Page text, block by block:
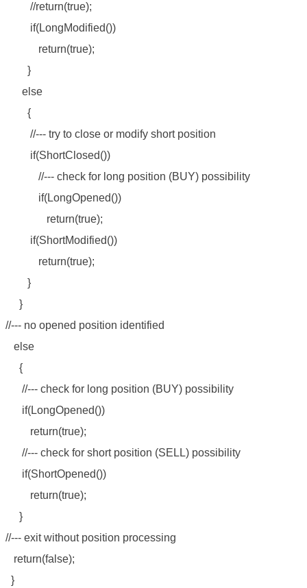
//return(true);
if(LongModified())
return(true);
}
else
{
//--- try to close or modify short position
if(ShortClosed())
//--- check for long position (BUY) possibility
if(LongOpened())
return(true);
if(ShortModified())
return(true);
}
}
//--- no opened position identified
else
{
//--- check for long position (BUY) possibility
if(LongOpened())
return(true);
//--- check for short position (SELL) possibility
if(ShortOpened())
return(true);
}
//--- exit without position processing
return(false);
}